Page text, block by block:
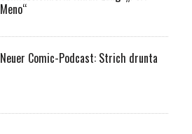
Meno“
Neuer Comic-Podcast: Strich drunta